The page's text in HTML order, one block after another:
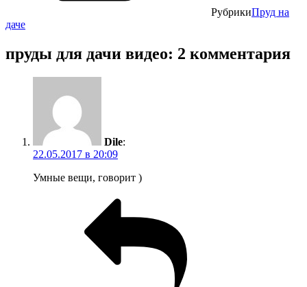
РубрикиПруд на
даче
пруды для дачи видео: 2 комментария
Dile:
22.05.2017 в 20:09
Умные вещи, говорит )